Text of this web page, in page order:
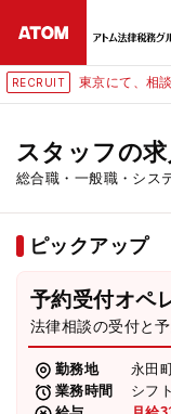
RECRUIT 東京にて、相
スタッフの求
総合職・一般職・シス
ピックアップ
予約受付オペ
法律相談の受付と
勤務地
永田
業務時間
シフ
無料相談
ホーム
取扱分野
解決実績